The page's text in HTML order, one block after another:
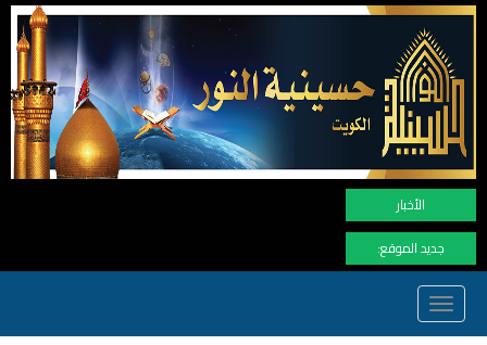
الأخبار
جديد الموقع:
Toggle
navigation